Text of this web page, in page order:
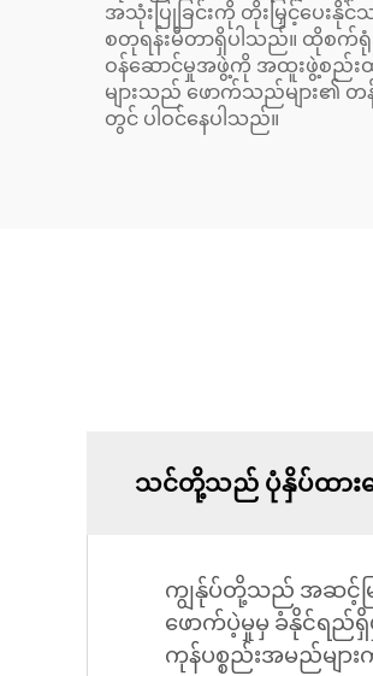
အသုံးပြုခြင်းကို တိုးမြှင့်ပေး
စတုရန်းမီတာရှိပါသည်။ ထိုစက်
ဝန်ဆောင်မှုအဖွဲ့ကို အထူးဖွဲ့စည်း
များသည် ဖောက်သည်များ၏ တ
တွင် ပါဝင်နေပါသည်။
သင်တို့သည် ပုံနှိပ်ထားသ
ကျွန်ုပ်တို့သည် အဆင့်မြ
ဖောက်ပဲ့မှုမှ ခံနိုင်ရည်ရှိ
ကုန်ပစ္စည်းအမည်မျ